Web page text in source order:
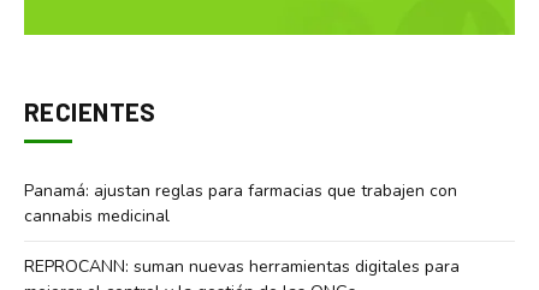
RECIENTES
Panamá: ajustan reglas para farmacias que trabajen con
cannabis medicinal
REPROCANN: suman nuevas herramientas digitales para